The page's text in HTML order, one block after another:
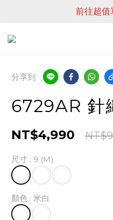
前往超值
分享到
6729AR 針
NT$4,990
尺寸 : 9 (M)
顏色 : 米白